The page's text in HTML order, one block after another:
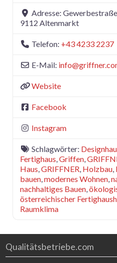
Adresse:
9112 Altenmarkt
Telefon: +43 4233 2237
E-Mail: info@
Website
Facebook
Instagram
Schlagwörter:
Fertighaus,Griffen,
Haus,GRIFFNER, Holzbau,
bauen,modernes Wohnen,
nachhaltiges Bauen,
österreichischer
Raumklima
Qualitätsbetriebe.com